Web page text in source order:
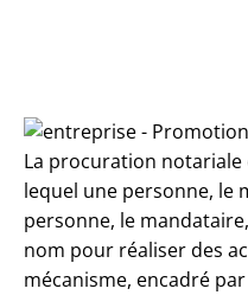
La procuration
lequel une personne, le
personne, le
nom pour réaliser des
mécanisme, encadré